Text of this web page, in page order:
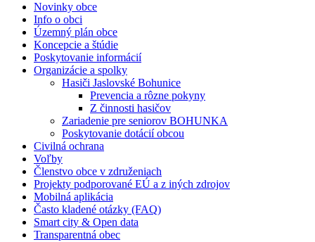
Novinky obce
Info o obci
Územný plán obce
Koncepcie a štúdie
Poskytovanie informácií
Organizácie a spolky
Hasiči Jaslovské Bohunice
Prevencia a rôzne pokyny
Z činnosti hasičov
Zariadenie pre seniorov BOHUNKA
Poskytovanie dotácií obcou
Civilná ochrana
Voľby
Členstvo obce v združeniach
Projekty podporované EÚ a z iných zdrojov
Mobilná aplikácia
Často kladené otázky (FAQ)
Smart city & Open data
Transparentná obec